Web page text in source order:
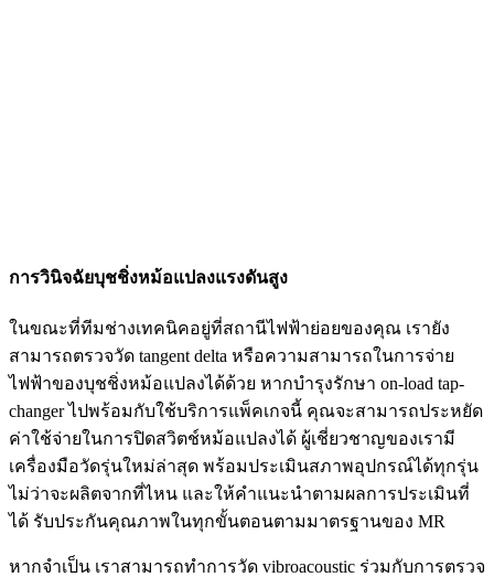
การวินิจฉัยบุชชิ่งหม้อแปลงแรงดันสูง
ในขณะที่ทีมช่างเทคนิคอยู่ที่สถานีไฟฟ้าย่อยของคุณ เรายัง
สามารถตรวจวัด tangent delta หรือความสามารถในการจ่าย
ไฟฟ้าของบุชชิ่งหม้อแปลงได้ด้วย หากบำรุงรักษา on-load tap-
changer ไปพร้อมกับใช้บริการแพ็คเกจนี้ คุณจะสามารถประหยัด
ค่าใช้จ่ายในการปิดสวิตช์หม้อแปลงได้ ผู้เชี่ยวชาญของเรามี
เครื่องมือวัดรุ่นใหม่ล่าสุด พร้อมประเมินสภาพอุปกรณ์ได้ทุกรุ่น
ไม่ว่าจะผลิตจากที่ไหน และให้คำแนะนำตามผลการประเมินที่
ได้ รับประกันคุณภาพในทุกขั้นตอนตามมาตรฐานของ MR
หากจำเป็น เราสามารถทำการวัด vibroacoustic ร่วมกับการตรวจ